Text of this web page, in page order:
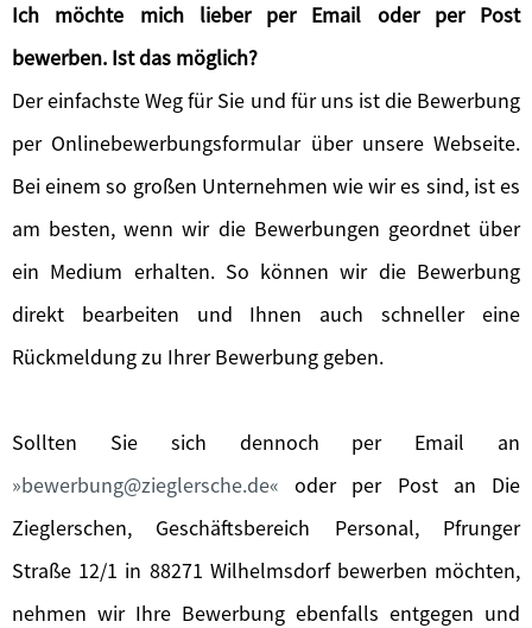
Ich möchte mich lieber per Email oder per Post
bewerben. Ist das möglich?
Der einfachste Weg für Sie und für uns ist die Bewerbung
per Onlinebewerbungsformular über unsere Webseite.
Bei einem so großen Unternehmen wie wir es sind, ist es
am besten, wenn wir die Bewerbungen geordnet über
ein Medium erhalten. So können wir die Bewerbung
direkt bearbeiten und Ihnen auch schneller eine
Rückmeldung zu Ihrer Bewerbung geben.
Sollten Sie sich dennoch per Email an
bewerbung@zieglersche.de
oder per Post an Die
Zieglerschen, Geschäftsbereich Personal, Pfrunger
Straße 12/1 in 88271 Wilhelmsdorf bewerben möchten,
nehmen wir Ihre Bewerbung ebenfalls entgegen und